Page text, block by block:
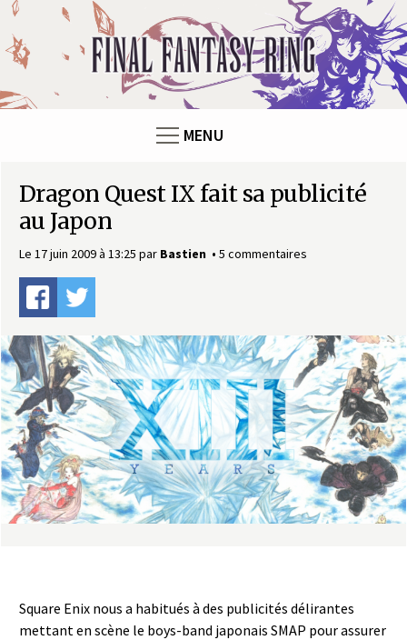
F
n
n
t
a
s
y
MENU
Dragon Quest IX fait sa publicité
au Japon
Le 17 juin 2009 à 13:25 par Bastien 5 commentaires
Square Enix nous a habitués à des publicités délirantes
mettant en scène le boys-band japonais SMAP pour assurer
Panneau de gestion des cookies